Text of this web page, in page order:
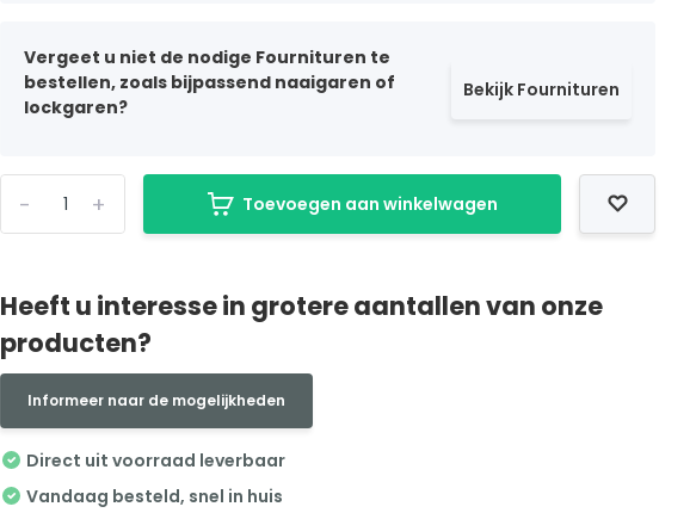
Vergeet u niet de nodige Fournituren te
bestellen, zoals bijpassend naaigaren of
lockgaren?
Bekijk Fournituren
+
- Toevoegen aan winkelwagen
Heeft u interesse in grotere aantallen van onze
producten?
Informeer naar de mogelijkheden
Direct uit voorraad leverbaar
Vandaag besteld, snel in huis